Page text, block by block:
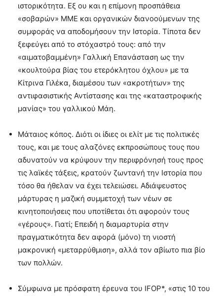
ιστορικότητα. Εξ ου και η επίμονη προσπάθεια
«σοβαρών» ΜΜΕ και οργανικών διανοούμενων της
συμφοράς να αποδομήσουν την Ιστορία. Τίποτα δεν
ξεφεύγει από το στόχαστρό τους: από την
«αιματοβαμμένη» Γαλλική Επανάσταση ως την
«κουλτούρα βίας του ετερόκλητου όχλου» με τα
Κίτρινα Γιλέκα, διαμέσου των «ακροτήτων» της
αντιφασιστικής Αντίστασης και της «καταστροφικής
μανίας» του γαλλικού Μάη.
Μάταιος κόπος. Διότι οι ίδιες οι ελίτ με τις πολιτικές
τους, και με τους αλαζόνες εκπροσώπους τους που
αδυνατούν να κρύψουν την περιφρόνησή τους προς
τις λαϊκές τάξεις, κρατούν ζωντανή την Ιστορία που
τόσο θα ήθελαν να έχει τελειώσει. Αδιάψευστος
μάρτυρας η μαζική συμμετοχή των νέων σε
κινητοποιήσεις που υποτίθεται ότι αφορούν τους
«γέρους». Γιατί; Επειδή η διαμαρτυρία στην
πραγματικότητα δεν αφορά (μόνο) τη νιοστή
μακρονική «μεταρρύθμιση», αλλά τον αβίωτο πια βίο
των πολλών.
Σύμφωνα με πρόσφατη έρευνα του IFOP*, «στις 10 του